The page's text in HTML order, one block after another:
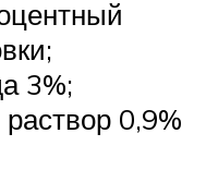
3%;
0,9%